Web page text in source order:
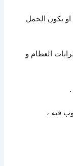
او يكون الحمل
العظام و
.
فيه ،